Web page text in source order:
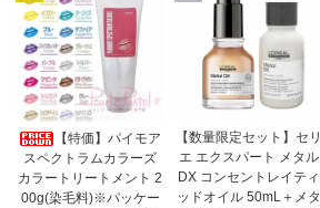
【特価】パイモア
スペクトラムカラーズ
カラートリートメント 2
00g(染毛料)※パッケー
【数量限定セット】セリ
エ エクスパート メタル
DX コンセントレイティ
ッドオイル 50mL＋メタ